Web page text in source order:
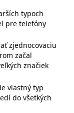
typoch
pre telefóny
zjednocovaciu
začal
značiek
vlastný typ
do všetkých